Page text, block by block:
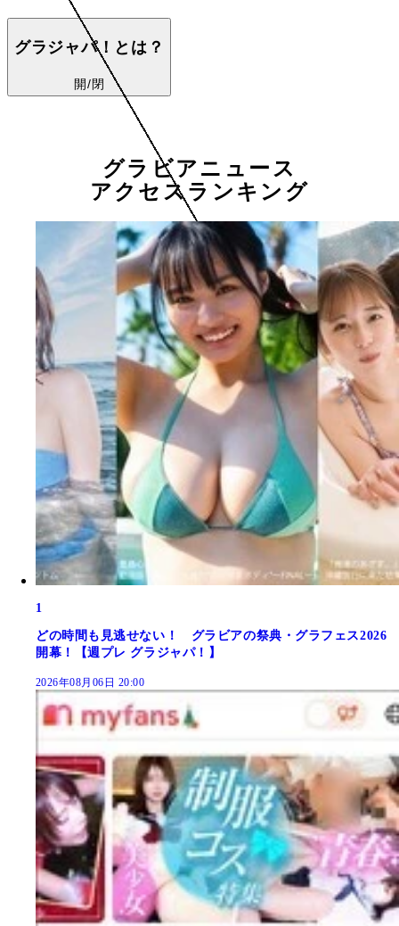
グラジャパ！とは？
開/閉
グラビアニュース
アクセスランキング
1
どの時間も見逃せない！ グラビアの祭典・グラフェス2026
開幕！【週プレ グラジャパ！】
2026年08月06日 20:00